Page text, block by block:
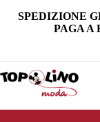
SPEDIZIONE
PAGA A